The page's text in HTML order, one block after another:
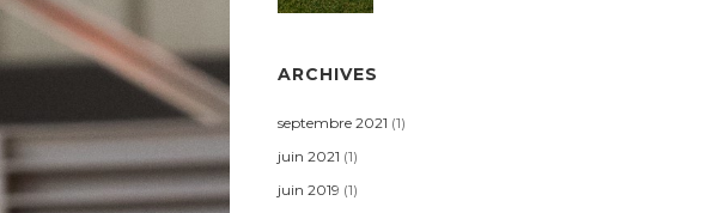
ARCHIVES
septembre 2021 (1)
juin 2021 (1)
juin 2019 (1)